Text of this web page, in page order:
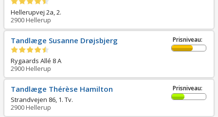
Hellerupvej 2a, 2.
2900Hellerup
Tandlæge Susanne Drøjsbjerg
Rygaards Allé 8 A
2900Hellerup
Prisniveau:
Tandlæge Thérèse Hamilton
Strandvejen 86, 1. Tv.
2900Hellerup
Prisniveau: